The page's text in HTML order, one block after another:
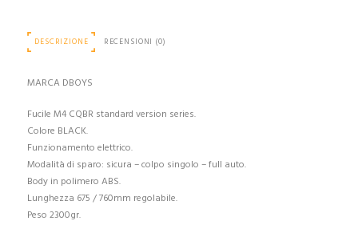
DESCRIZIONE RECENSIONI (0)
MARCA DBOYS
Fucile M4 CQBR standard version series.
Colore BLACK.
Funzionamento elettrico.
Modalità di sparo: sicura – colpo singolo – full auto.
Body in polimero ABS.
Lunghezza 675 / 760mm regolabile.
Peso 2300gr.